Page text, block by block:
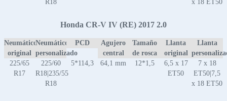
R18
x 18 ET50
Honda CR-V IV (RE) 2017 2.0
Neumático
original
Neumático
personalizado
PCD
Agujero
central
Tamaño
de rosca
Llanta
original
Llanta
225/65
R17
225/60
R18|235/55
R18
5*114,3 64,1 mm 12*1,5
6,5 x 17
ET50
7 x 18
ET50|7,5
x 18 ET50